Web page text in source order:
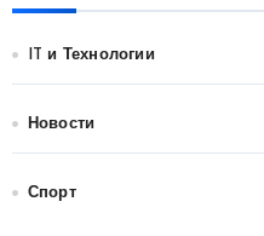
IT и Технологии
Новости
Спорт